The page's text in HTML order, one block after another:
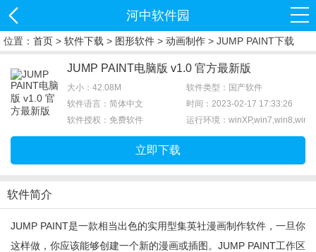
河中软件园
位置： 首页 > 软件下载 > 图形软件 > 动画制作 > JUMP PAINT下载
JUMP PAINT电脑版 v1.0 官方最新版
大小：42.08M
软件类型：国产软件
软件语言：简体中文
时间：2023-02-17 17:33:26
软件授权：免费软件
运行环境：
立即下载
软件简介
JUMP PAINT是一款相当出色的实用型集英社漫画制作软件，一旦你
这样做，你应该能够创建一个新的漫画或插图。JUMP PAINT工作区